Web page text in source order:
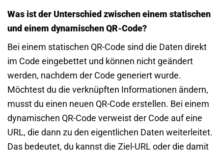
Was ist der Unterschied zwischen einem statischen
und einem dynamischen QR-Code?
Bei einem statischen QR-Code sind die Daten direkt
im Code eingebettet und können nicht geändert
werden, nachdem der Code generiert wurde.
Möchtest du die verknüpften Informationen ändern,
musst du einen neuen QR-Code erstellen. Bei einem
dynamischen QR-Code verweist der Code auf eine
URL, die dann zu den eigentlichen Daten weiterleitet.
Das bedeutet, du kannst die Ziel-URL oder die damit